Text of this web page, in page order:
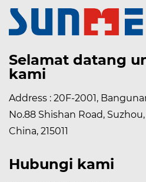
Selamat datang
kami
Address : 20F-2001,
No.88 Shishan Road,
China, 215011
Hubungi kami